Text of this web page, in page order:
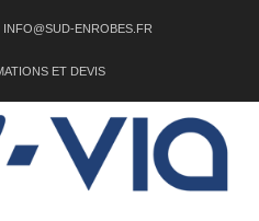
INFO@SUD-ENROBES.FR
ET DEVIS